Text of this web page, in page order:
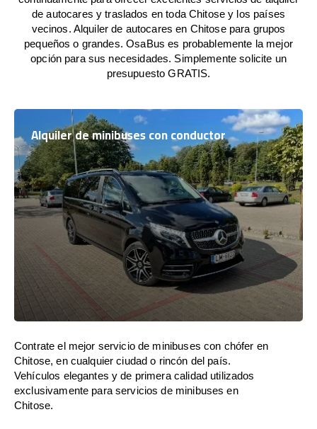
de autocares y traslados en toda Chitose y los países
vecinos. Alquiler de autocares en Chitose para grupos
pequeños o grandes. OsaBus es probablemente la mejor
opción para sus necesidades. Simplemente solicite un
presupuesto GRATIS.
Alquiler de minibuses con conductor
Contrate el mejor servicio de minibuses con chófer en
Chitose, en cualquier ciudad o rincón del país.
Vehículos elegantes y de primera calidad utilizados
exclusivamente para servicios de minibuses en
Chitose.